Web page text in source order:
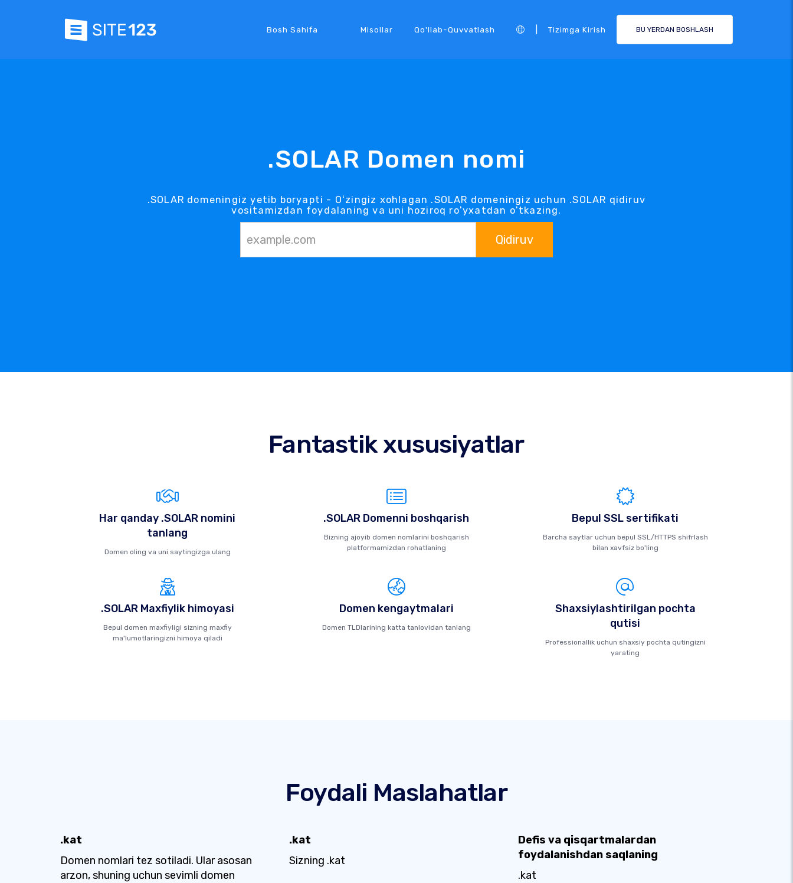
Bosh Sahifa Misollar Qo'llab-Quvvatlash Tizimga Kirish BU YERDAN BOSHLASH
.SOLAR Domen nomi
.SOLAR domeningiz yetib boryapti - Oʻzingiz xohlagan .SOLAR domeningiz uchun .SOLAR qidiruv
vositamizdan foydalaning va uni hoziroq roʻyxatdan oʻtkazing.
Qidiruv
Fantastik xususiyatlar
Har qanday .SOLAR nomini
tanlang
Domen oling va uni saytingizga ulang
.SOLAR Domenni boshqarish
Bizning ajoyib domen nomlarini boshqarish
platformamizdan rohatlaning
Bepul SSL sertifikati
Barcha saytlar uchun bepul SSL/HTTPS shifrlash
bilan xavfsiz bo'ling
.SOLAR Maxfiylik himoyasi
Bepul domen maxfiyligi sizning maxfiy
ma'lumotlaringizni himoya qiladi
Domen kengaytmalari
Domen TLDlarining katta tanlovidan tanlang
Shaxsiylashtirilgan pochta
qutisi
Professionallik uchun shaxsiy pochta qutingizni
yarating
Foydali Maslahatlar
.kat
Domen nomlari tez sotiladi. Ular asosan
arzon, shuning uchun sevimli domen
.kat
Sizning .kat
Defis va qisqartmalardan
foydalanishdan saqlaning
.kat